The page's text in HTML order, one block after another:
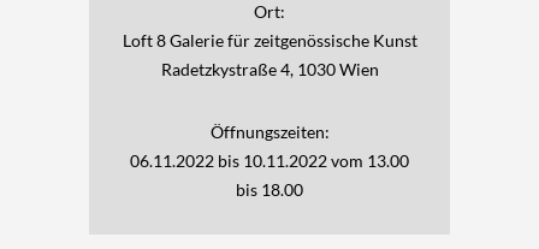
Ort:
Loft 8 Galerie für zeitgenössische Kunst
Radetzkystraße 4, 1030 Wien
Öffnungszeiten:
06.11.2022 bis 10.11.2022 vom 13.00
bis 18.00